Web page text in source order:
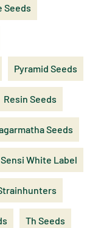
Seeds
Pyramid Seeds
Resin Seeds
Seeds
Sensi White Label
Th Seeds